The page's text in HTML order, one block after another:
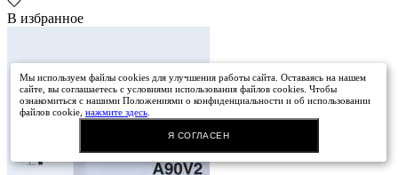
В избранное
Мы используем файлы cookies для улучшения работы сайта. Оставаясь на нашем
сайте, вы соглашаетесь с условиями использования файлов cookies. Чтобы
ознакомиться с нашими Положениями о конфиденциальности и об использовании
файлов cookie,нажмите здесь
Я СОГЛАСЕН